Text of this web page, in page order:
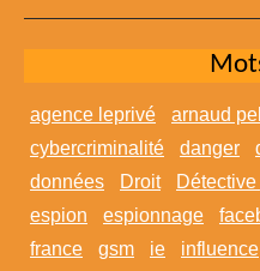
agence leprivé arnaud
cybercriminalité
danger
données
Droit
espion
espionnage
france
gsm ie influence